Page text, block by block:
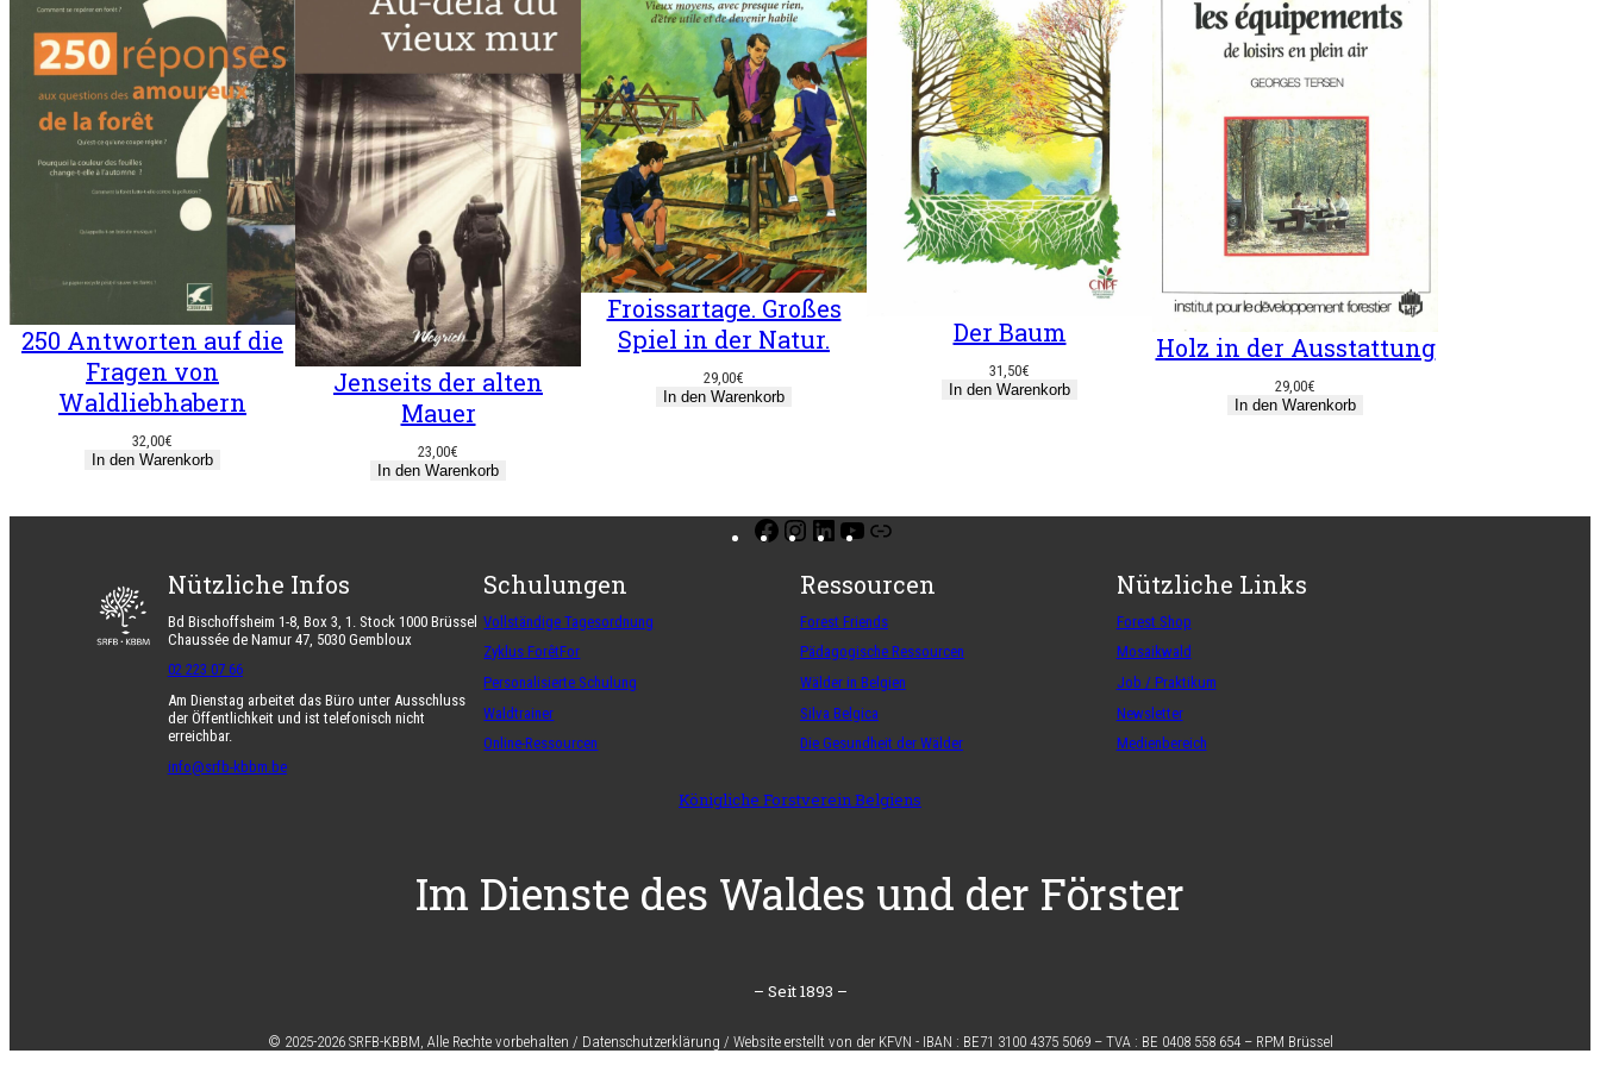
250 Antworten auf die
Fragen von
Waldliebhabern
32,00€
In den Warenkorb
Jenseits der alten
Mauer
23,00€
In den Warenkorb
Froissartage. Großes
Spiel in der Natur.
29,00€
In den Warenkorb
Der Baum
31,50€
In den Warenkorb
Holz in der Ausstattung
29,00€
In den Warenkorb
Facebook
Instagram
LinkedInYouTube
Nützliche Infos
Bd Bischoffsheim 1-8, Box 3, 1. Stock 1000 Brüssel
Chaussée de Namur 47, 5030 Gembloux
02 223 07 66
Am Dienstag arbeitet das Büro unter Ausschluss
der Öffentlichkeit und ist telefonisch nicht
erreichbar.
info@srfb-kbbm.be
Schulungen
Vollständige Tagesordnung
Zyklus ForêtFor
Personalisierte Schulung
Waldtrainer
Online-Ressourcen
Ressourcen
Forest Friends
Pädagogische Ressourcen
Wälder in Belgien
Silva Belgica
Die Gesundheit der Wälder
Nützliche Links
Forest Shop
Mosaikwald
Job / Praktikum
Newsletter
Medienbereich
Königliche Forstverein Belgiens
Im Dienste des Waldes und der Förster
– Seit 1893 –
© 2025-2026 SRFB-KBBM, Alle Rechte vorbehalten / Datenschutzerklärung / Website erstellt von der KFVN - IBAN : BE71 3100 4375 5069 – TVA : BE 0408 558 654 – RPM Brüssel